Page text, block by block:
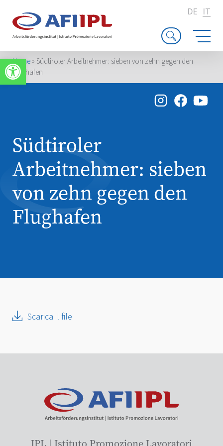
Apri la barra degli strumenti
DE IT
Home»Südtiroler Arbeitnehmer: sieben von zehn gegen den
Flughafen
Südtiroler
Arbeitnehmer: sieben
von zehn gegen den
Flughafen
Scarica il file